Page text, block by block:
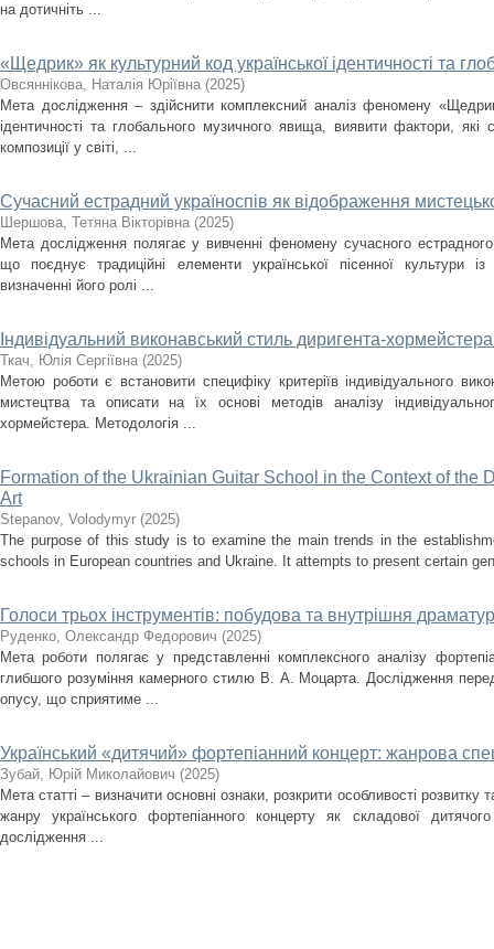
на дотичніть ...
«Щедрик» як культурний код української ідентичності та
Овсяннікова, Наталія Юріївна (2025)
Мета дослідження – здійснити комплексний аналіз феномену
ідентичності та глобального музичного явища, виявити фактори,
композиції у світі, ...
Сучасний естрадний україноспів як відображення
Шершова, Тетяна Вікторівна (2025)
Мета дослідження полягає у вивченні феномену сучасного
що поєднує традиційні елементи української пісенної культури
визначенні його ролі ...
Індивідуальний виконавський стиль диригента-
Ткач, Юлія Сергіївна (2025)
Метою роботи є встановити специфіку критеріїв індивідуального
мистецтва та описати на їх основі методів аналізу
хормейстера. Методологія ...
Formation of the Ukrainian Guitar School in the Context of the
Art
Stepanov, Volodymyr (2025)
The purpose of this study is to examine the main trends in the
schools in European countries and Ukraine. It attempts to present certain
Голоси трьох інструментів: побудова та внутрішня
Руденко, Олександр Федорович (2025)
Мета роботи полягає у представленні комплексного аналізу
глибшого розуміння камерного стилю В. А. Моцарта. Дослідження
опусу, що сприятиме ...
Український «дитячий» фортепіанний концерт: жанрова
Зубай, Юрій Миколайович (2025)
Мета статті – визначити основні ознаки, розкрити особливості
жанру українського фортепіанного концерту як складової
дослідження ...